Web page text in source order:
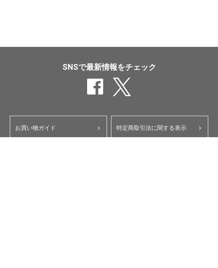
SNSで最新情報をチェック
お買い物ガイド 特定商取引法に関する表示